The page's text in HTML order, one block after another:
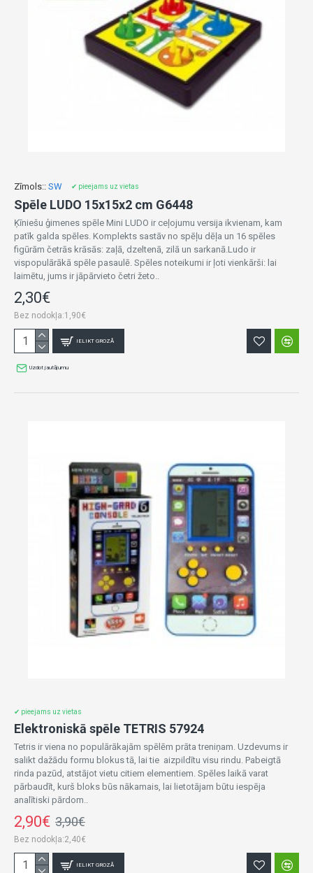
Zīmols:: SW ✔ pieejams uz vietas
Spēle LUDO 15x15x2 cm G6448
Ķīniešu ģimenes spēle Mini LUDO ir ceļojumu versija ikvienam, kam
patīk galda spēles. Komplekts sastāv no spēļu dēļa un 16 spēles
figūrām četrās krāsās: zaļā, dzeltenā, zilā un sarkanā.Ludo ir
vispopulārākā spēle pasaulē. Spēles noteikumi ir ļoti vienkārši: lai
laimētu, jums ir jāpārvieto četri žeto..
2,30€
Bez nodokļa:1,90€
IELIKT GROZĀ
Uzdot jautājumu
✔ pieejams uz vietas
Elektroniskā spēle TETRIS 57924
Tetris ir viena no populārākajām spēlēm prāta treniņam. Uzdevums ir
salikt dažādu formu blokus tā, lai tie aizpildītu visu rindu. Pabeigtā
rinda pazūd, atstājot vietu citiem elementiem. Spēles laikā varat
pārbaudīt, kurš bloks būs nākamais, lai lietotājam būtu iespēja
analītiski pārdom..
2,90€ 3,90€
Bez nodokļa:2,40€
IELIKT GROZĀ